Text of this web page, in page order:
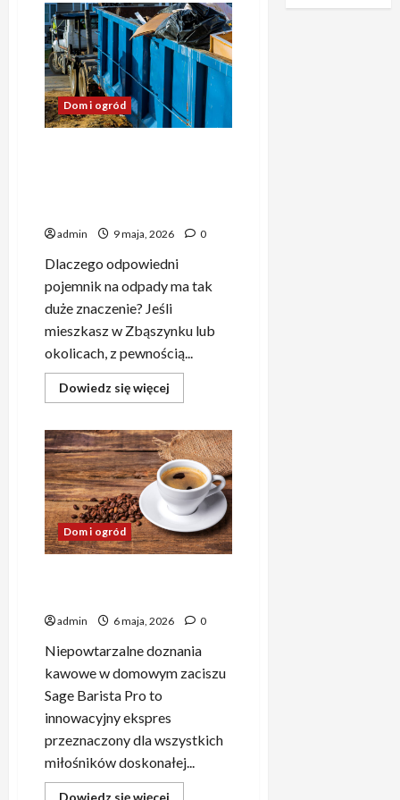
Produkty
obciążeniowe
–
innowacyjne
wsparcie
dla
ciała
umysłu
Dom i ogród
admin 9 maja, 2026 0
Dlaczego odpowiedni
pojemnik na odpady ma tak
duże znaczenie? Jeśli
mieszkasz w Zbąszynku lub
okolicach, z pewnością...
Dowiedz się więcej
się
Pojemniki
na
odpady
Zbąszynek
–
korzystne
ekologiczne
rozwiązania
dla
Dom i ogród
admin 6 maja, 2026 0
Niepowtarzalne doznania
kawowe w domowym zaciszu
Sage Barista Pro to
innowacyjny ekspres
przeznaczony dla wszystkich
miłośników doskonałej...